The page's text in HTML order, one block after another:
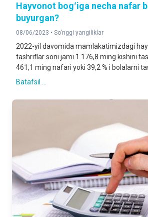
Hayvonot bogʻiga necha nafar
buyurgan?
08/06/2023 • So‘nggi yangiliklar
2022-yil davomida mamlakatimizdagi
tashriflar soni jami 1 176,8 ming kishini
461,1 ming nafari yoki 39,2 % i bolalarni
Batafsil ...